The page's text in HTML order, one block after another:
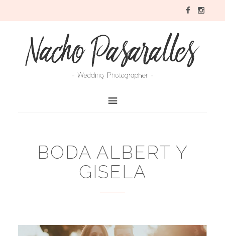
BODA ALBERT Y
GISELA